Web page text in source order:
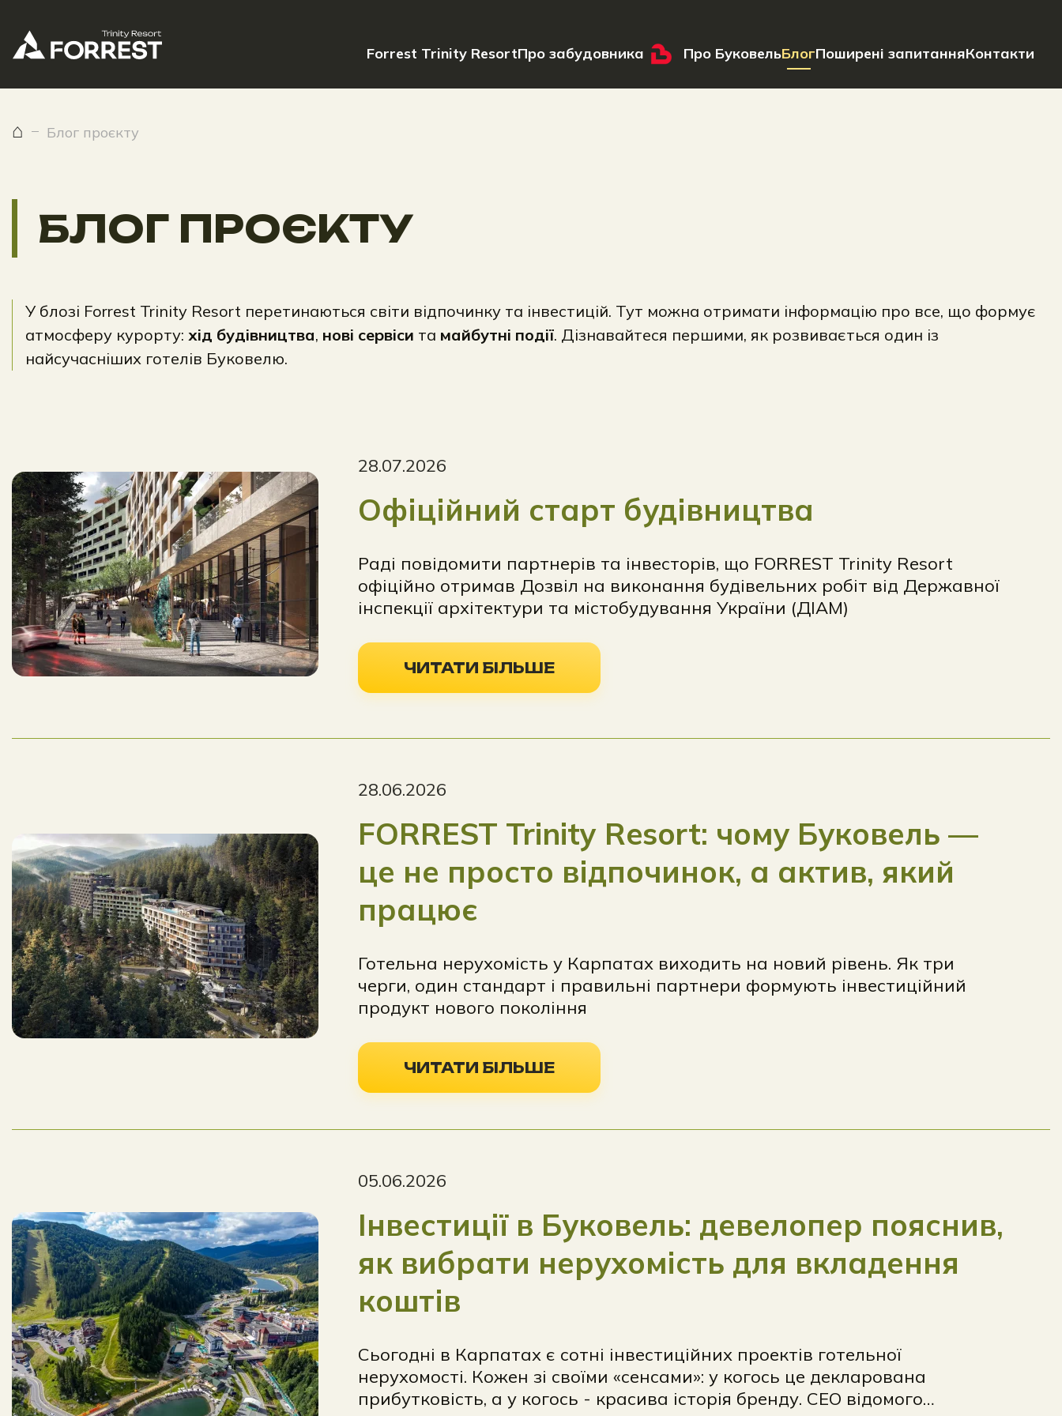
Forrest Trinity ResortПро забудовника Про БуковельБлогПоширені запитанняКонтакти
⌂ Блог проєкту
БЛОГ ПРОЄКТУ
У блозі Forrest Trinity Resort перетинаються світи відпочинку та інвестицій. Тут можна отримати інформацію про все, що формує
атмосферу курорту: хід будівництва, нові сервіси та майбутні події. Дізнавайтеся першими, як розвивається один із
найсучасніших готелів Буковелю.
28.07.2026
Офіційний старт будівництва
Раді повідомити партнерів та інвесторів, що FORREST Trinity Resort
офіційно отримав Дозвіл на виконання будівельних робіт від Державної
інспекції архітектури та містобудування України (ДІАМ)
ЧИТАТИ БІЛЬШЕ
28.06.2026
FORREST Trinity Resort: чому Буковель —
це не просто відпочинок, а актив, який
працює
Готельна нерухомість у Карпатах виходить на новий рівень. Як три
черги, один стандарт і правильні партнери формують інвестиційний
продукт нового покоління
ЧИТАТИ БІЛЬШЕ
05.06.2026
Інвестиції в Буковель: девелопер пояснив,
як вибрати нерухомість для вкладення
коштів
Сьогодні в Карпатах є сотні інвестиційних проектів готельної
нерухомості. Кожен зі своїми «сенсами»: у когось це декларована
прибутковість, а у когось - красива історія бренду. СЕО відомого